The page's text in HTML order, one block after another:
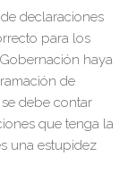
declaraciones
para los
haya
de
debe contar
que tenga la
una estupidez